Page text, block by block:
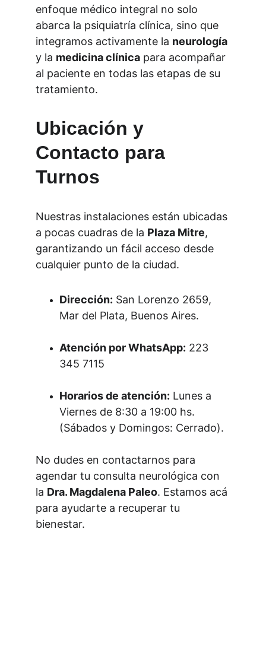
enfoque médico integral no solo
abarca la psiquiatría clínica, sino que
integramos activamente la neurología
y la medicina clínica para acompañar
al paciente en todas las etapas de su
tratamiento.
Ubicación y
Contacto para
Turnos
Nuestras instalaciones están ubicadas
a pocas cuadras de la Plaza Mitre,
garantizando un fácil acceso desde
cualquier punto de la ciudad.
Dirección: San Lorenzo 2659,
Mar del Plata, Buenos Aires.
Atención por WhatsApp: 223
345 7115
Horarios de atención: Lunes a
Viernes de 8:30 a 19:00 hs.
(Sábados y Domingos: Cerrado).
No dudes en contactarnos para
agendar tu consulta neurológica con
la Dra. Magdalena Paleo. Estamos acá
para ayudarte a recuperar tu
bienestar.